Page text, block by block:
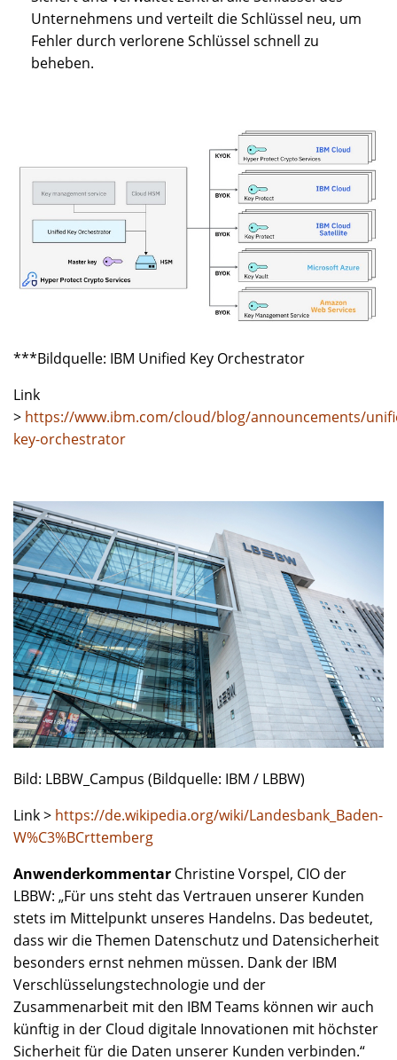
Unternehmens und verteilt die Schlüssel neu, um
Fehler durch verlorene Schlüssel schnell zu
beheben.
***Bildquelle: IBM Unified Key Orchestrator
Link
> https://www.ibm.com/cloud/blog/announcements/
key-orchestrator
Bild: LBBW_Campus (Bildquelle: IBM / LBBW)
Link > https://de.wikipedia.org/wiki/Landesbank_Baden-
W%C3%BCrttemberg
Anwenderkommentar Christine Vorspel, CIO der
LBBW: „Für uns steht das Vertrauen unserer Kunden
stets im Mittelpunkt unseres Handelns. Das bedeutet,
dass wir die Themen Datenschutz und Datensicherheit
besonders ernst nehmen müssen. Dank der IBM
Verschlüsselungstechnologie und der
Zusammenarbeit mit den IBM Teams können wir auch
künftig in der Cloud digitale Innovationen mit höchster
Sicherheit für die Daten unserer Kunden verbinden.“